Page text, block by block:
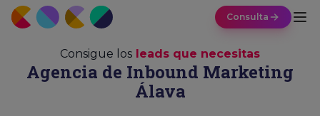
Consulta
Consigue los leads que necesitas
Agencia de Inbound Marketing
Álava